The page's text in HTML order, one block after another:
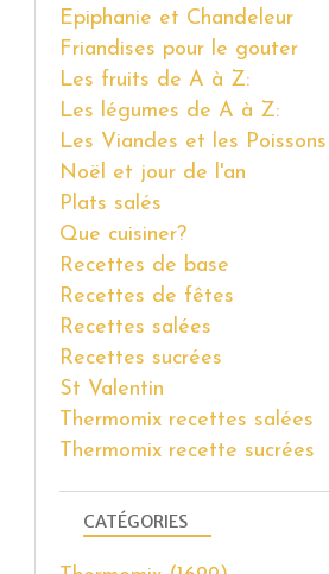
Epiphanie et Chandeleur
Friandises pour le gouter
Les fruits de A à Z:
Les légumes de A à Z:
Les Viandes et les Poissons
Noël et jour de l'an
Plats salés
Que cuisiner?
Recettes de base
Recettes de fêtes
Recettes salées
Recettes sucrées
St Valentin
Thermomix recettes salées
Thermomix recette sucrées
CATÉGORIES